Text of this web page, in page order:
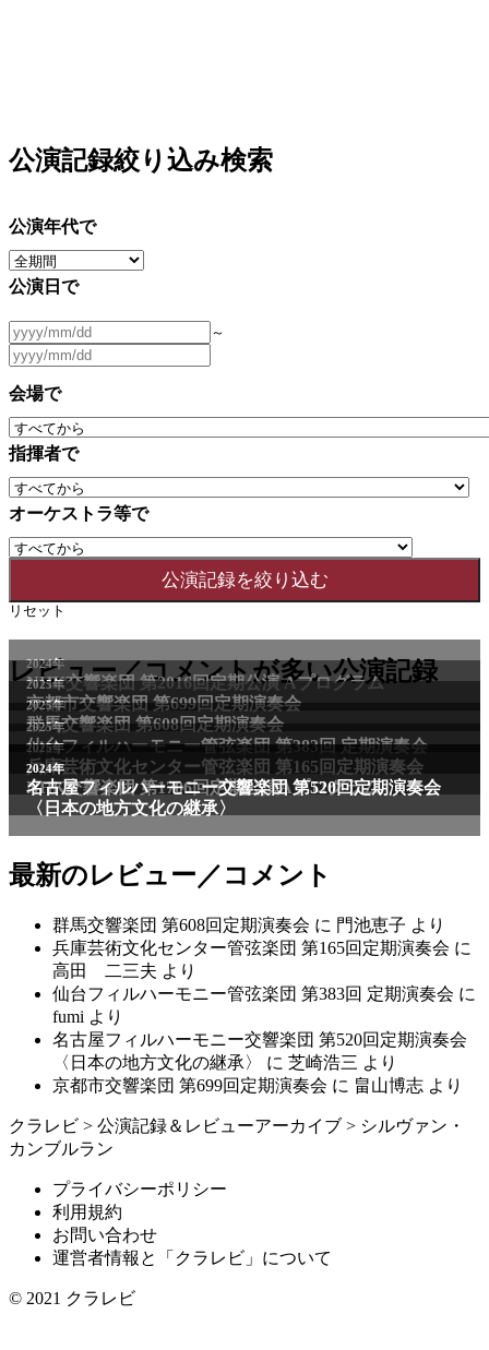
公演記録絞り込み検索
公演年代で
公演日で
～
会場で
指揮者で
オーケストラ等で
リセット
レビュー／コメントが多い公演記録
2024年
NHK交響楽団 第2016回定期公演 Aプログラム
2025年
京都市交響楽団 第699回定期演奏会
2025年
群馬交響楽団 第608回定期演奏会
2025年
仙台フィルハーモニー管弦楽団 第383回 定期演奏会
2025年
兵庫芸術文化センター管弦楽団 第165回定期演奏会
2011年
NHK交響楽団 第1706回定期公演Aプログラム
2024年
名古屋フィルハーモニー交響楽団 第520回定期演奏会
〈日本の地方文化の継承〉
最新のレビュー／コメント
群馬交響楽団 第608回定期演奏会 に 門池恵子 より
兵庫芸術文化センター管弦楽団 第165回定期演奏会 に
高田 二三夫 より
仙台フィルハーモニー管弦楽団 第383回 定期演奏会 に
fumi より
名古屋フィルハーモニー交響楽団 第520回定期演奏会
〈日本の地方文化の継承〉
に 芝崎浩三 より
京都市交響楽団 第699回定期演奏会 に 畠山博志 より
クラレビ > 公演記録＆レビューアーカイブ > シルヴァン・
カンブルラン
プライバシーポリシー
利用規約
お問い合わせ
運営者情報と「クラレビ」について
© 2021 クラレビ